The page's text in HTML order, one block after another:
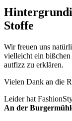
Stoffe
Wir freuen uns
vielleicht ein
autfizz zu erklären.
Vielen Dank an die
Leider hat
An der